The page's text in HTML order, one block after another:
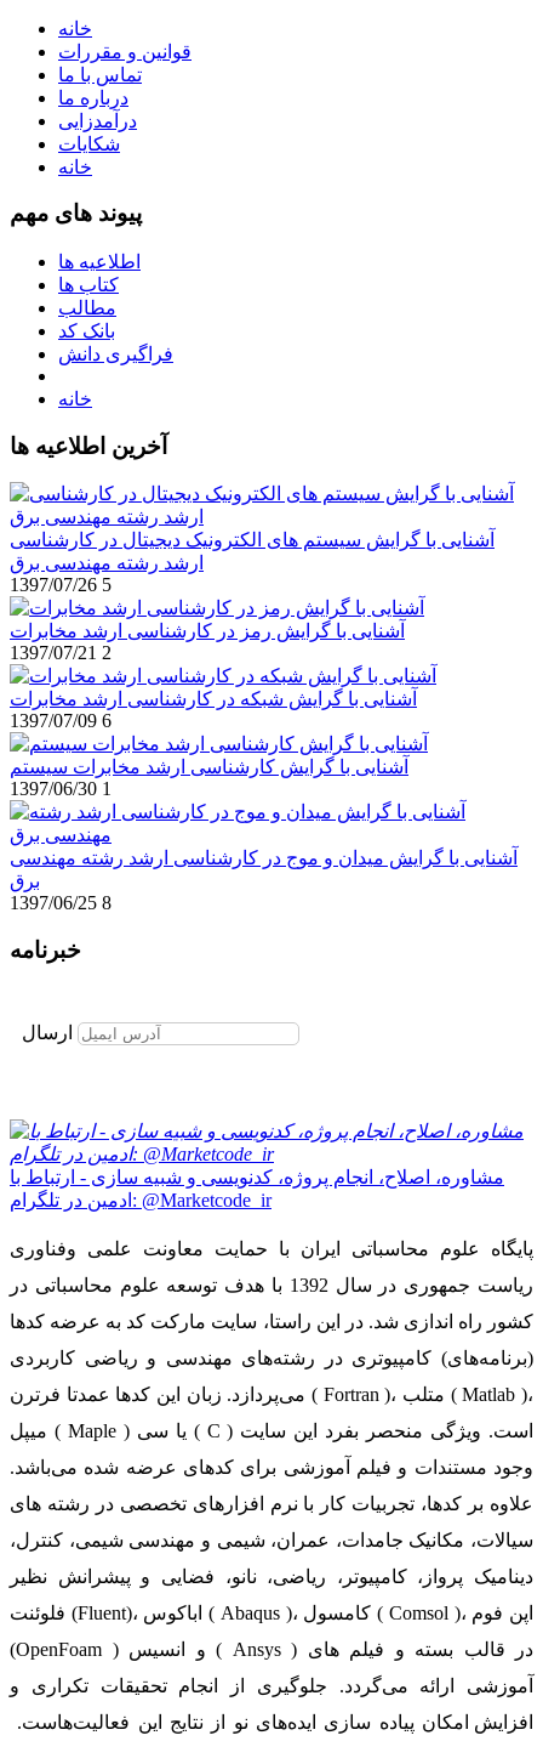
خانه
قوانین و مقررات
تماس با ما
درباره ما
درآمدزایی
شکایات
خانه
پیوند های مهم
اطلاعیه ها
کتاب ها
مطالب
بانک کد
فراگیری دانش
خانه
آخرین اطلاعیه ها
آشنایی با گرایش سیستم های الکترونیک دیجیتال در کارشناسی
ارشد رشته مهندسی برق
1397/07/26 5
آشنایی با گرایش رمز در کارشناسی ارشد مخابرات
1397/07/21 2
آشنایی با گرایش شبکه در کارشناسی ارشد مخابرات
1397/07/09 6
آشنایی با گرایش کارشناسی ارشد مخابرات سیستم
1397/06/30 1
آشنایی با گرایش میدان و موج در کارشناسی ارشد رشته مهندسی
برق
1397/06/25 8
خبرنامه
ارسال
مشاوره، اصلاح، انجام پروژه، کدنویسی و شبیه سازی - ارتباط با
ادمین در تلگرام: @Marketcode_ir
پایگاه علوم محاسباتی ایران با حمایت معاونت علمی وفناوری
ریاست جمهوری در سال 1392 با هدف توسعه علوم محاسباتی در
کشور راه اندازی شد. در این راستا، سایت مارکت کد به عرضه کدها
(برنامه‌های) کامپیوتری در رشته‌های مهندسی و ریاضی کاربردی
می‌پردازد. زبان این کدها عمدتا فرترن ( Fortran )، متلب ( Matlab )،
میپل ( Maple ) یا سی ( C ) است. ویژگی منحصر بفرد این سایت
وجود مستندات و فیلم آموزشی برای کدهای عرضه شده می‌باشد.
علاوه بر کدها، تجربیات کار با نرم افزارهای تخصصی در رشته های
سیالات، مکانیک جامدات، عمران، شیمی و مهندسی شیمی، کنترل،
دینامیک پرواز، کامپیوتر، ریاضی، نانو، فضایی و پیشرانش نظیر
فلوئنت (Fluent)، اباکوس ( Abaqus )، کامسول ( Comsol )، اپن فوم
(OpenFoam ) و انسیس ( Ansys ) در قالب بسته‌ و فیلم های
آموزشی ارائه می‌گردد. جلوگیری از انجام تحقیقات تکراری و
افزایش امکان پیاده سازی ایده‌های نو از نتایج این فعالیت‌هاست.